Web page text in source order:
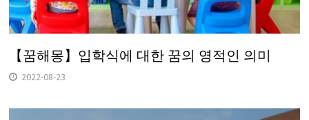
【꿈해몽】입학식에 대한 꿈의 영적인 의미
2022-08-23